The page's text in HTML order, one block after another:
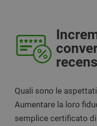
Quali sono le
Aumentare la loro
semplice certificato